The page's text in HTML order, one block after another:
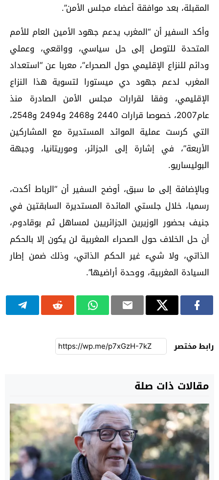
المقبلة، بعد موافقة أعضاء مجلس الأمن”.
وأكد السفير أن “المغرب يدعم جهود الأمين العام للأمم
المتحدة للتوصل إلى حل سياسي، وواقعي، وعملي
ودائم للنزاع الإقليمي حول الصحراء”، معربا عن “استعداد
المغرب لدعم جهود دي ميستورا لتسوية هذا النزاع
الإقليمي، وفقا لقرارات مجلس الأمن الصادرة منذ
عام2007، خصوصا قرارات 2440 و2468 و2494 و2548،
التي كرست عملية الموائد المستديرة مع المشاركين
الأربعة”، في إشارة إلى الجزائر، وموريتانيا، وجبهة
البوليساريو.
وبالإضافة إلى ما سبق، أوضح السفير أن “الرباط أكدت،
رسميا، خلال جلستي المائدة المستديرة السابقتين في
جنيف بحضور الوزيرين الجزائريين لمساهل ثم بوقادوم،
أن حل الخلاف حول الصحراء المغربية لن يكون إلا بالحكم
الذاتي، ولا شيء غير الحكم الذاتي، وذلك ضمن إطار
السيادة المغربية، ووحدة أراضيها”.
رابط مختصر
مقالات ذات صلة